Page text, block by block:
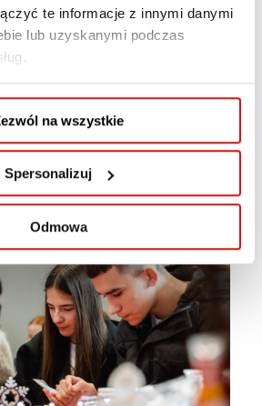
te informacje z innymi danymi
lub uzyskanymi podczas
na wszystkie
Spersonalizuj
Odmowa